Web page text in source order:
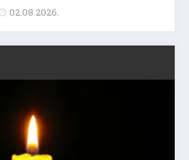
02.08.2026.